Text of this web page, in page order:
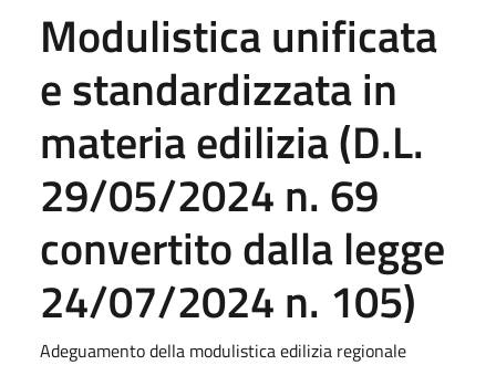
Modulistica unificata
e standardizzata in
materia edilizia (D.L.
29/05/2024 n. 69
convertito dalla legge
24/07/2024 n. 105)
Adeguamento della modulistica edilizia regionale